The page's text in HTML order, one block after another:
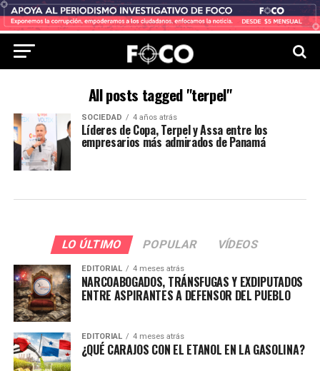
All posts tagged "terpel"
SOCIEDAD 4 años atrás
Líderes de Copa, Terpel y Assa entre los
empresarios más admirados de Panamá
LO ÚLTIMO POPULAR VÍDEOS
EDITORIAL 4 meses atrás
NARCOABOGADOS, TRÁNSFUGAS Y EXDIPUTADOS
ENTRE ASPIRANTES A DEFENSOR DEL PUEBLO
EDITORIAL 4 meses atrás
¿QUÉ CARAJOS CON EL ETANOL EN LA GASOLINA?